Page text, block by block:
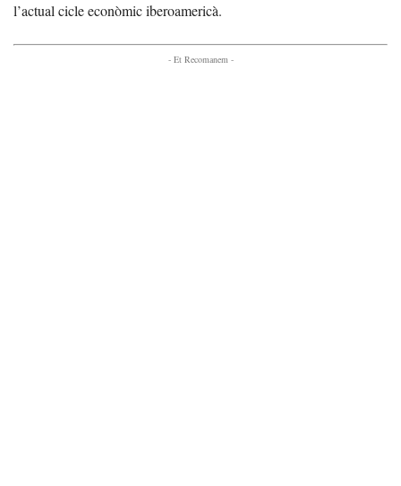
l’actual cicle econòmic iberoamericà.
- Et Recomanem -